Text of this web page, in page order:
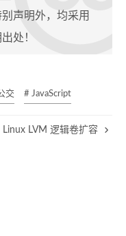
声明外，均采用
处！
交 # JavaScript
Linux LVM 逻辑卷扩容